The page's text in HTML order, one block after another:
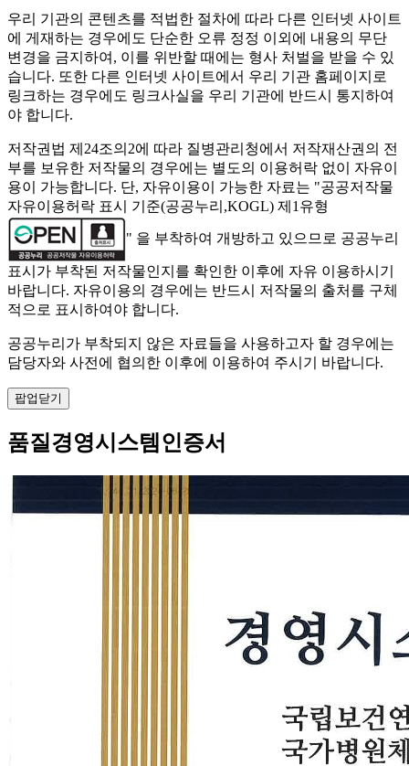
우리 기관의 콘텐츠를 적법한 절차에 따라 다른 인터넷 사이트
에 게재하는 경우에도 단순한 오류 정정 이외에 내용의 무단
변경을 금지하여, 이를 위반할 때에는 형사 처벌을 받을 수 있
습니다. 또한 다른 인터넷 사이트에서 우리 기관 홈페이지로
링크하는 경우에도 링크사실을 우리 기관에 반드시 통지하여
야 합니다.
저작권법 제24조의2에 따라 질병관리청에서 저작재산권의 전
부를 보유한 저작물의 경우에는 별도의 이용허락 없이 자유이
용이 가능합니다. 단, 자유이용이 가능한 자료는 "공공저작물
자유이용허락 표시 기준(공공누리,KOGL) 제1유형
" 을 부착하여 개방하고 있으므로 공공누리
표시가 부착된 저작물인지를 확인한 이후에 자유 이용하시기
바랍니다. 자유이용의 경우에는 반드시 저작물의 출처를 구체
적으로 표시하여야 합니다.
공공누리가 부착되지 않은 자료들을 사용하고자 할 경우에는
담당자와 사전에 협의한 이후에 이용하여 주시기 바랍니다.
팝업닫기
품질경영시스템인증서